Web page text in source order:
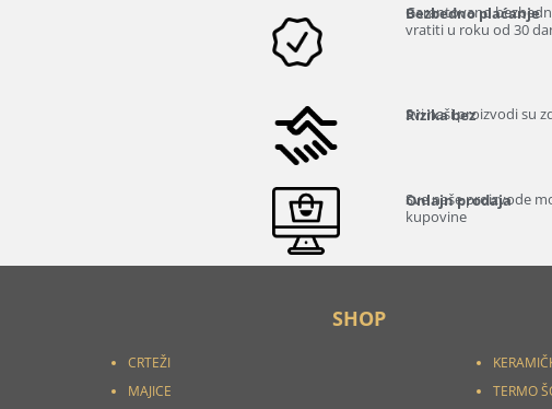
Bezbedno plaćanje
Garantovano
vratiti u roku od 30
Rizika bez
Svi naši proizvodi su
Onlajn prodaja
Sve naše proizvode
kupovine
SHOP
CRTEŽI
MAJICE
TERMO